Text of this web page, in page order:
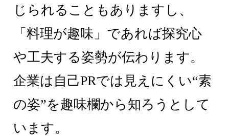
じられることもありますし、
「料理が趣味」であれば探究心
や工夫する姿勢が伝わります。
企業は自己PRでは見えにくい“素
の姿”を趣味欄から知ろうとして
います。